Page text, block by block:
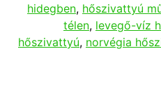
hidegben, hőszivattyú
télen, levegő-víz
hőszivattyú, norvégia